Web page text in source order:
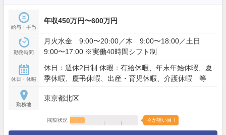
給与・手当
年収450万円〜600万円
勤務時間
月火水金 9:00〜20:00／木 9:00〜18:00／土日
9:00〜17:00 ※実働40時間シフト制
休日・休暇
休日：週休2日制 休暇：有給休暇、年末年始休暇、夏
季休暇、慶弔休暇、出産・育児休暇、介護休暇 等
勤務地
東京都北区
閲覧状況 今が狙い目！